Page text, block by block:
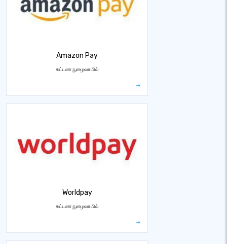
Amazon Pay
கட்டண நுழைவாயில்
Worldpay
கட்டண நுழைவாயில்